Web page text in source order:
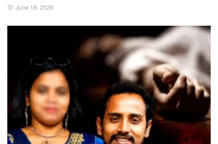
June 19, 2026